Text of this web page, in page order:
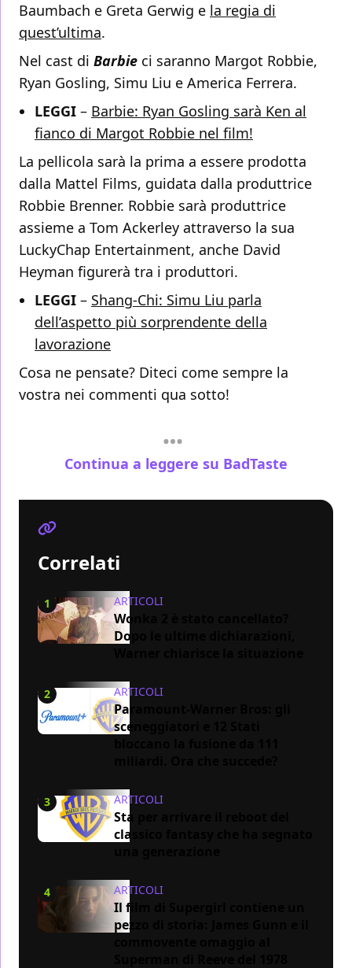
Baumbach e Greta Gerwig e la regia di
quest’ultima.
Nel cast di Barbie ci saranno Margot Robbie,
Ryan Gosling, Simu Liu e America Ferrera.
LEGGI – Barbie: Ryan Gosling sarà Ken al
fianco di Margot Robbie nel film!
La pellicola sarà la prima a essere prodotta
dalla Mattel Films, guidata dalla produttrice
Robbie Brenner. Robbie sarà produttrice
assieme a Tom Ackerley attraverso la sua
LuckyChap Entertainment, anche David
Heyman figurerà tra i produttori.
LEGGI – Shang-Chi: Simu Liu parla
dell’aspetto più sorprendente della
lavorazione
Cosa ne pensate? Diteci come sempre la
vostra nei commenti qua sotto!
Continua a leggere su BadTaste
Correlati
1 ARTICOLI
Wonka 2 è stato cancellato?
Dopo le ultime dichiarazioni,
2 ARTICOLI
Paramount-Warner Bros: gli
sceneggiatori e 12 Stati
3 ARTICOLI
Sta per arrivare il reboot del
classico fantasy che ha segnato
4 ARTICOLI
Il film di Supergirl contiene un
pezzo di storia: James Gunn e il